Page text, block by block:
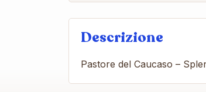
Descrizione
Pastore del Caucaso –